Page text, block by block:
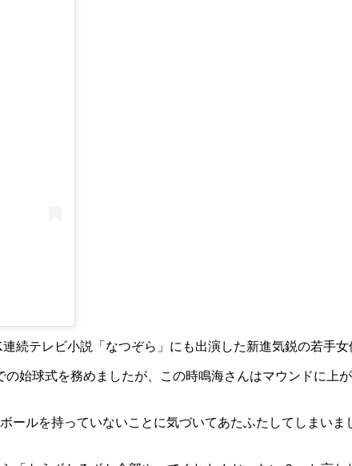
続テレビ小説「なつぞら」にも出演した新進気鋭の若手女
始球式を務めましたが、この時鳴海さんはマウンドに上
ールを持っていないことに気づいてあたふたしてしまい